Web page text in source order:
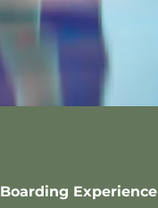
Boarding Experience